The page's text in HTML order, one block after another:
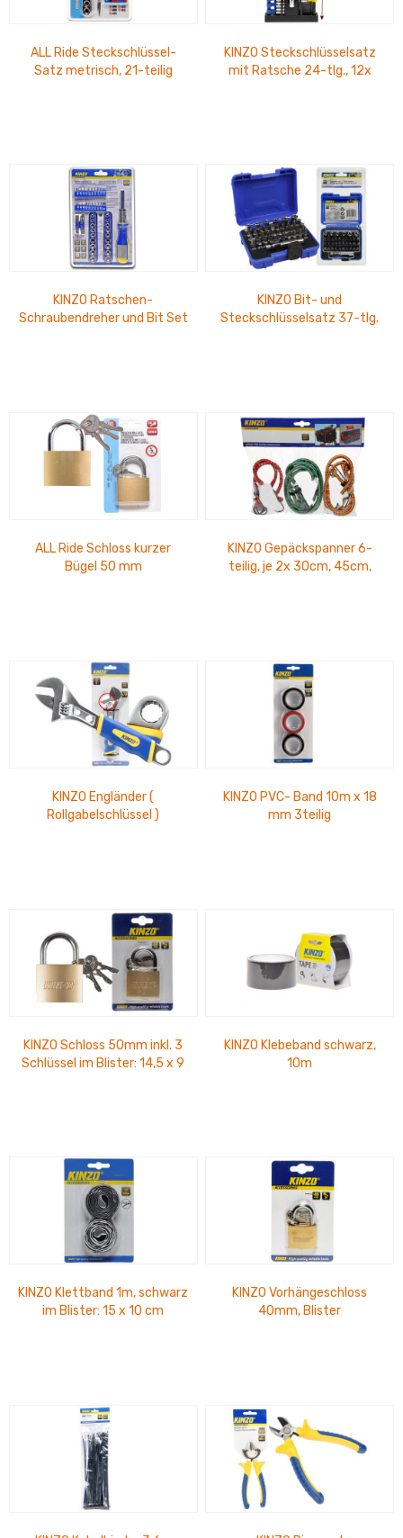
ALL Ride Steckschlüssel-
Satz metrisch, 21-teilig
KINZO Steckschlüsselsatz
mit Ratsche 24-tlg., 12x
KINZO Ratschen-
Schraubendreher und Bit Set
KINZO Bit- und
Steckschlüsselsatz 37-tlg.
ALL Ride Schloss kurzer
Bügel 50 mm
KINZO Gepäckspanner 6-
teilig, je 2x 30cm, 45cm,
KINZO Engländer (
Rollgabelschlüssel )
KINZO PVC- Band 10m x 18
mm 3teilig
KINZO Schloss 50mm inkl. 3
Schlüssel im Blister: 14,5 x 9
KINZO Klebeband schwarz,
10m
KINZO Klettband 1m, schwarz
im Blister: 15 x 10 cm
KINZO Vorhängeschloss
40mm, Blister